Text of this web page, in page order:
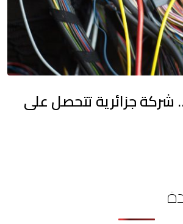
شركة جزائرية تتحصل على